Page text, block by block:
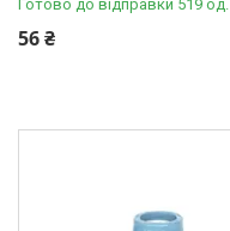
Готово до відправки 519 од.
56 ₴